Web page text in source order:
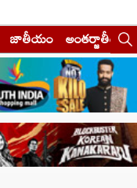
జాతీయం అంతర్జాతీయం